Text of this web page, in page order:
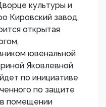
культуры и
Кировский завод,
открытая
ювенальной
Яковлевной
по инициативе
по защите
помещении